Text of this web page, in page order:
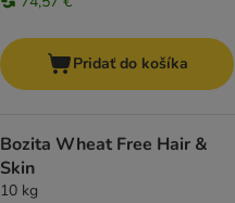
Pridať do košíka
Bozita Wheat Free Hair &
Skin
10 kg